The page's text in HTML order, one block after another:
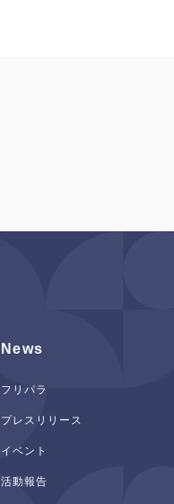
News
フリパラ
プレスリリース
イベント
活動報告